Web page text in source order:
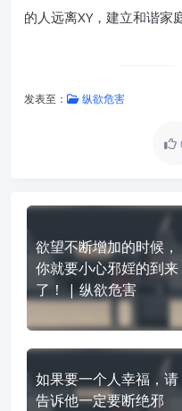
的人远离XY，建立和谐家
发表至： 纵欲危害
欲望不断增加的时候，
你就要小心邪婬的到来
了！ | 纵欲危害
如果要一个人幸福，请
告诉他一定要断绝邪